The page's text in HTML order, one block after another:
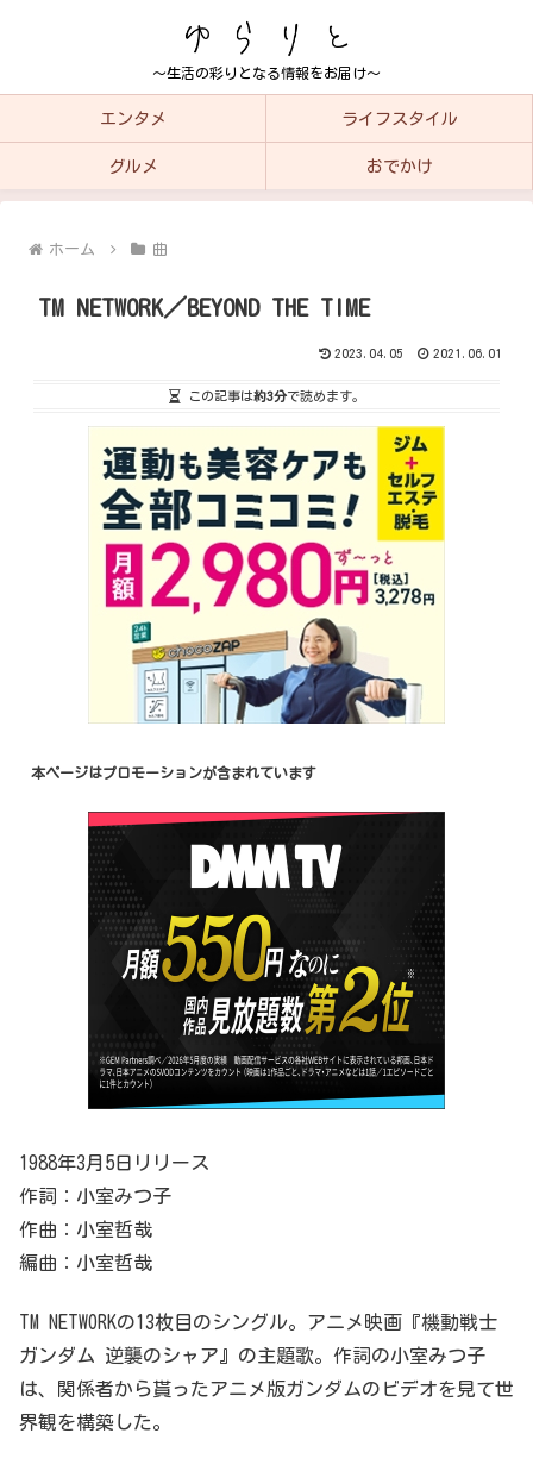
～生活の彩りとなる情報をお届け～
エンタメ ライフスタイル
グルメ おでかけ
ホーム 曲
TM NETWORK／BEYOND THE TIME
2023.04.05 2021.06.01
この記事は約3分で読めます。
本ページはプロモーションが含まれています
1988年3月5日リリース
作詞：小室みつ子
作曲：小室哲哉
編曲：小室哲哉
TM NETWORKの13枚目のシングル。アニメ映画『機動戦士
ガンダム 逆襲のシャア』の主題歌。作詞の小室みつ子
は、関係者から貰ったアニメ版ガンダムのビデオを見て世
界観を構築した。